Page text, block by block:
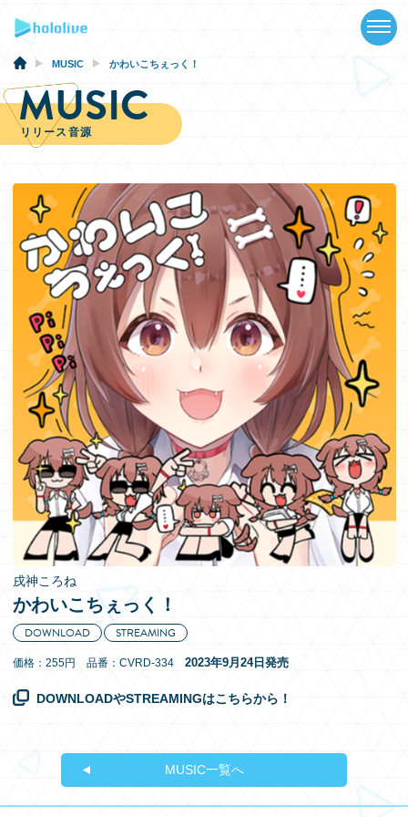
NEWS
SCHEDULE
EVENTS
VIDEOS
MUSIC
GOODS
SPECIAL
EN
MUSIC かわいこちぇっく！
MUSIC
リリース音源
戌神ころね
かわいこちぇっく！
DOWNLOAD STREAMING
価格：255円 品番：CVRD-334 2023年9月24日発売
DOWNLOADやSTREAMINGはこちらから！
MUSIC一覧へ